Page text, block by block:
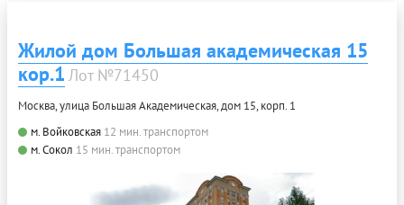
Жилой дом Большая академическая 15
кор.1 Лот №71450
Москва, улица Большая Академическая, дом 15, корп. 1
м. Войковская 12 мин. транспортом
м. Сокол 15 мин. транспортом